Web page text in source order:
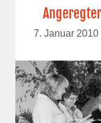
7. Januar 2010